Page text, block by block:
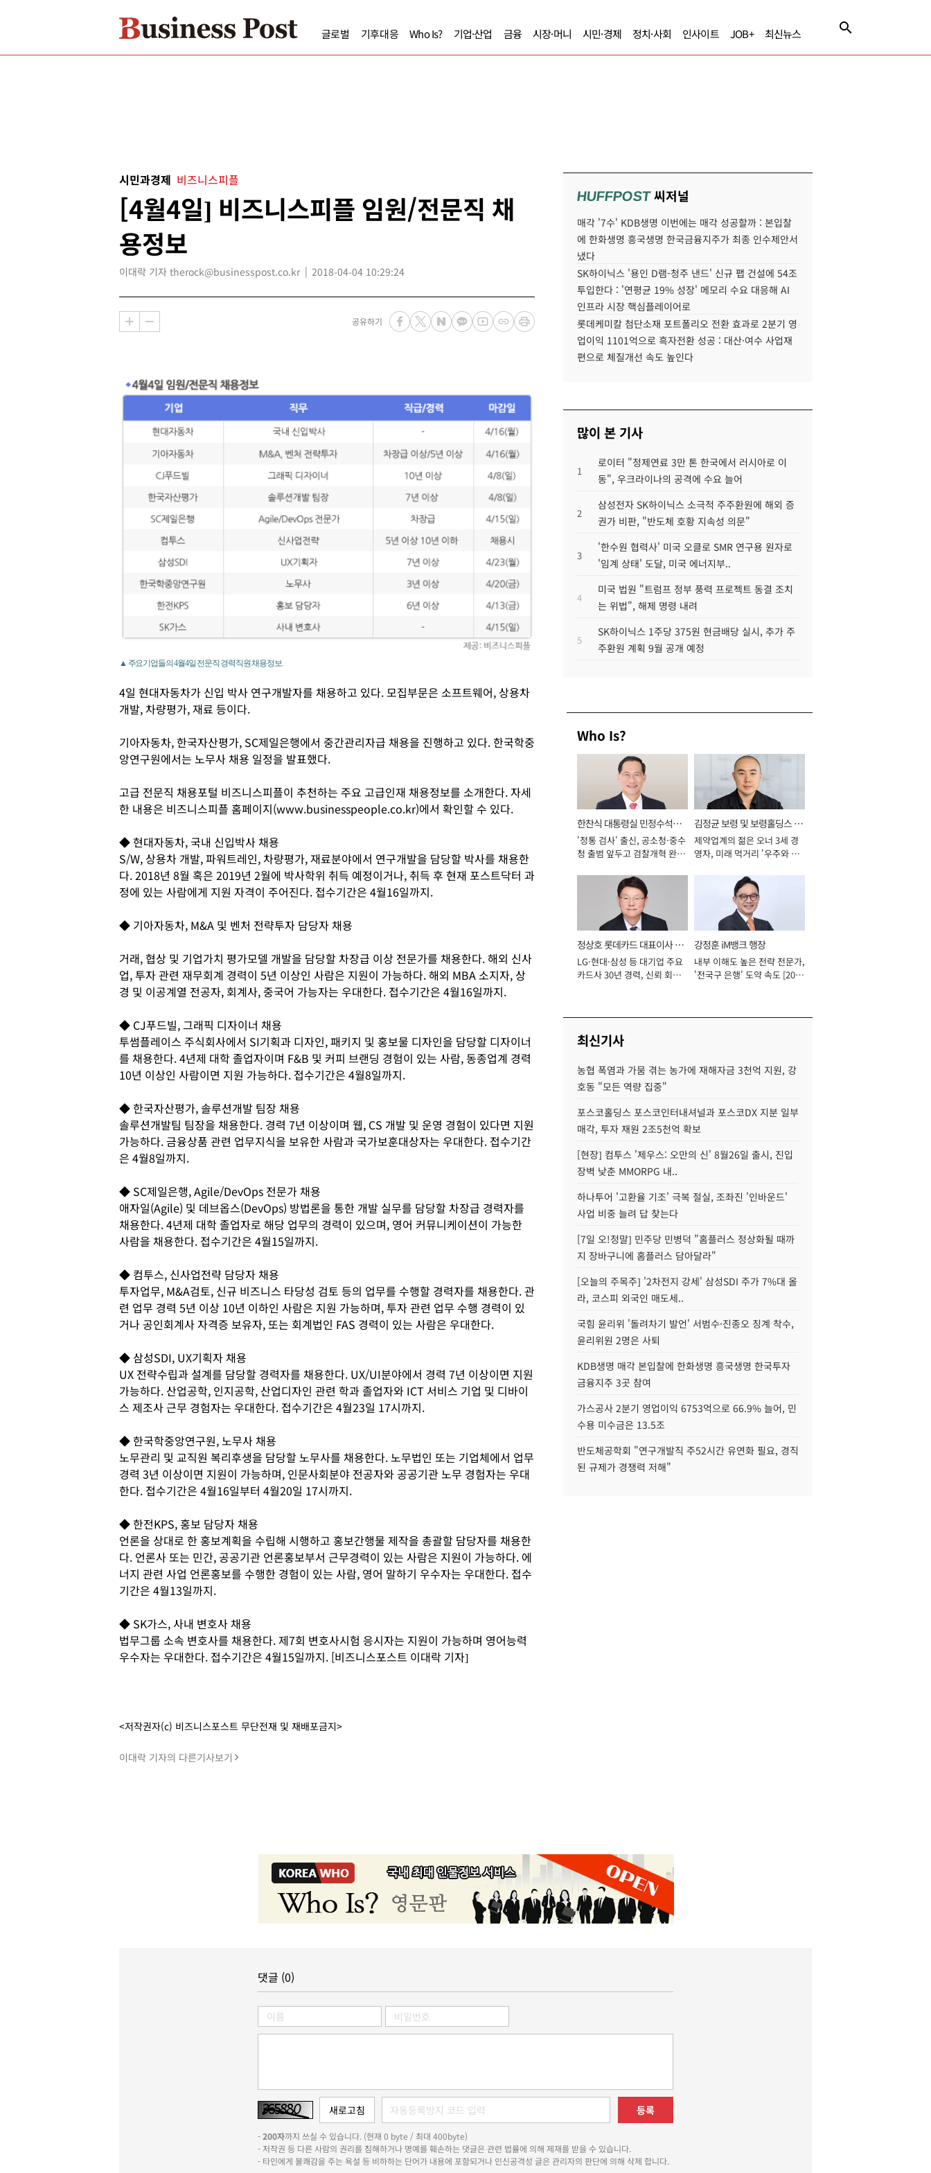
글로벌 기후대응 Who Is? 기업·산업 금융 시장·머니 시민·경제 정치·사회 인사이트 JOB+ 최신뉴스
시민과경제 비즈니스피플
[4월4일] 비즈니스피플 임원/전문직 채
용정보
이대락 기자 therock@businesspost.co.kr 2018-04-04 10:29:24
공유하기
▲ 주요기업들의 4월4일 전문직 경력직원 채용정보.
4일 현대자동차가 신입 박사 연구개발자를 채용하고 있다. 모집부문은 소프트웨어, 상용차
개발, 차량평가, 재료 등이다.
기아자동차, 한국자산평가, SC제일은행에서 중간관리자급 채용을 진행하고 있다. 한국학중
앙연구원에서는 노무사 채용 일정을 발표했다.
고급 전문직 채용포털 비즈니스피플이 추천하는 주요 고급인재 채용정보를 소개한다. 자세
한 내용은 비즈니스피플 홈페이지(www.businesspeople.co.kr)에서 확인할 수 있다.
◆ 현대자동차, 국내 신입박사 채용
S/W, 상용차 개발, 파워트레인, 차량평가, 재료분야에서 연구개발을 담당할 박사를 채용한
다. 2018년 8월 혹은 2019년 2월에 박사학위 취득 예정이거나, 취득 후 현재 포스트닥터 과
정에 있는 사람에게 지원 자격이 주어진다. 접수기간은 4월16일까지.
◆ 기아자동차, M&A 및 벤처 전략투자 담당자 채용
거래, 협상 및 기업가치 평가모델 개발을 담당할 차장급 이상 전문가를 채용한다. 해외 신사
업, 투자 관련 재무회계 경력이 5년 이상인 사람은 지원이 가능하다. 해외 MBA 소지자, 상
경 및 이공계열 전공자, 회계사, 중국어 가능자는 우대한다. 접수기간은 4월16일까지.
◆ CJ푸드빌, 그래픽 디자이너 채용
투썸플레이스 주식회사에서 SI기획과 디자인, 패키지 및 홍보물 디자인을 담당할 디자이너
를 채용한다. 4년제 대학 졸업자이며 F&B 및 커피 브랜딩 경험이 있는 사람, 동종업계 경력
10년 이상인 사람이면 지원 가능하다. 접수기간은 4월8일까지.
◆ 한국자산평가, 솔루션개발 팀장 채용
솔루션개발팀 팀장을 채용한다. 경력 7년 이상이며 웹, CS 개발 및 운영 경험이 있다면 지원
가능하다. 금융상품 관련 업무지식을 보유한 사람과 국가보훈대상자는 우대한다. 접수기간
은 4월8일까지.
◆ SC제일은행, Agile/DevOps 전문가 채용
애자일(Agile) 및 데브옵스(DevOps) 방법론을 통한 개발 실무를 담당할 차장급 경력자를
채용한다. 4년제 대학 졸업자로 해당 업무의 경력이 있으며, 영어 커뮤니케이션이 가능한
사람을 채용한다. 접수기간은 4월15일까지.
◆ 컴투스, 신사업전략 담당자 채용
투자업무, M&A검토, 신규 비즈니스 타당성 검토 등의 업무를 수행할 경력자를 채용한다. 관
련 업무 경력 5년 이상 10년 이하인 사람은 지원 가능하며, 투자 관련 업무 수행 경력이 있
거나 공인회계사 자격증 보유자, 또는 회계법인 FAS 경력이 있는 사람은 우대한다.
◆ 삼성SDI, UX기획자 채용
UX 전략수립과 설계를 담당할 경력자를 채용한다. UX/UI분야에서 경력 7년 이상이면 지원
가능하다. 산업공학, 인지공학, 산업디자인 관련 학과 졸업자와 ICT 서비스 기업 및 디바이
스 제조사 근무 경험자는 우대한다. 접수기간은 4월23일 17시까지.
◆ 한국학중앙연구원, 노무사 채용
노무관리 및 교직원 복리후생을 담당할 노무사를 채용한다. 노무법인 또는 기업체에서 업무
경력 3년 이상이면 지원이 가능하며, 인문사회분야 전공자와 공공기관 노무 경험자는 우대
한다. 접수기간은 4월16일부터 4월20일 17시까지.
◆ 한전KPS, 홍보 담당자 채용
언론을 상대로 한 홍보계획을 수립해 시행하고 홍보간행물 제작을 총괄할 담당자를 채용한
다. 언론사 또는 민간, 공공기관 언론홍보부서 근무경력이 있는 사람은 지원이 가능하다. 에
너지 관련 사업 언론홍보를 수행한 경험이 있는 사람, 영어 말하기 우수자는 우대한다. 접수
기간은 4월13일까지.
◆ SK가스, 사내 변호사 채용
법무그룹 소속 변호사를 채용한다. 제7회 변호사시험 응시자는 지원이 가능하며 영어능력
우수자는 우대한다. 접수기간은 4월15일까지. [비즈니스포스트 이대락 기자]
<저작권자(c) 비즈니스포스트 무단전재 및 재배포금지>
이대락 기자의 다른기사보기
HUFFPOST씨저널
매각 '7수' KDB생명 이번에는 매각 성공할까 : 본입찰
에 한화생명 흥국생명 한국금융지주가 최종 인수제안서
냈다
SK하이닉스 '용인 D램-청주 낸드' 신규 팹 건설에 54조
투입한다 : '연평균 19% 성장' 메모리 수요 대응해 AI
인프라 시장 핵심플레이어로
롯데케미칼 첨단소재 포트폴리오 전환 효과로 2분기 영
업이익 1101억으로 흑자전환 성공 : 대산·여수 사업재
편으로 체질개선 속도 높인다
많이 본 기사
1
로이터 "정제연료 3만 톤 한국에서 러시아로 이
동", 우크라이나의 공격에 수요 늘어
2
삼성전자 SK하이닉스 소극적 주주환원에 해외 증
권가 비판, "반도체 호황 지속성 의문"
3
'한수원 협력사' 미국 오클로 SMR 연구용 원자로
'임계 상태' 도달, 미국 에너지부..
4
미국 법원 "트럼프 정부 풍력 프로젝트 동결 조치
는 위법", 해제 명령 내려
5
SK하이닉스 1주당 375원 현금배당 실시, 추가 주
주환원 계획 9월 공개 예정
Who Is?
한찬식 대통령실 민정수석비
서관
'정통 검사' 출신, 공소청·중수
청 출범 앞두고 검찰개혁 완수
김정균 보령 및 보령홀딩스 대
표이사 사장
제약업계의 젊은 오너 3세 경
영자, 미래 먹거리 '우주와 헬
정상호 롯데카드 대표이사 사
장
LG·현대·삼성 등 대기업 주요
카드사 30년 경력, 신뢰 회복
강정훈 iM뱅크 행장
내부 이해도 높은 전략 전문가,
'전국구 은행' 도약 속도 [2026
최신기사
농협 폭염과 가뭄 겪는 농가에 재해자금 3천억 지원, 강
호동 "모든 역량 집중"
포스코홀딩스 포스코인터내셔널과 포스코DX 지분 일부
매각, 투자 재원 2조5천억 확보
[현장] 컴투스 '제우스: 오만의 신' 8월26일 출시, 진입
장벽 낮춘 MMORPG 내..
하나투어 '고환율 기조' 극복 절실, 조좌진 '인바운드'
사업 비중 늘려 답 찾는다
[7일 오!정말] 민주당 민병덕 "홈플러스 정상화될 때까
지 장바구니에 홈플러스 담아달라"
[오늘의 주목주] '2차전지 강세' 삼성SDI 주가 7%대 올
라, 코스피 외국인 매도세..
국힘 윤리위 '돌려차기 발언' 서범수·진종오 징계 착수,
윤리위원 2명은 사퇴
KDB생명 매각 본입찰에 한화생명 흥국생명 한국투자
금융지주 3곳 참여
가스공사 2분기 영업이익 6753억으로 66.9% 늘어, 민
수용 미수금은 13.5조
반도체공학회 "연구개발직 주52시간 유연화 필요, 경직
된 규제가 경쟁력 저해"
댓글 (0)
등록
-200자까지 쓰실 수 있습니다. (현재 0 byte / 최대 400byte)
- 저작권 등 다른 사람의 권리를 침해하거나 명예를 훼손하는 댓글은 관련 법률에 의해 제재를 받을 수 있습니다.
- 타인에게 불쾌감을 주는 욕설 등 비하하는 단어가 내용에 포함되거나 인신공격성 글은 관리자의 판단에 의해 삭제 합니다.